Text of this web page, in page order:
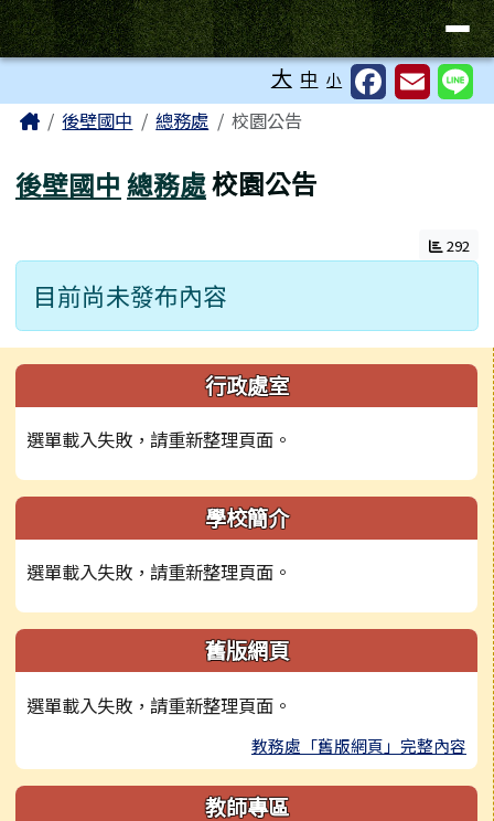
跳至主內容區
台南市後壁國中全球資訊網
導覽列
工具列 大 中 小
主內容區域
Home後壁國中 總務處 校園公告
後壁國中 總務處校園公告
292
目前尚未發布內容
左邊區域內容 行政處室
選單載入失敗，請重新整理頁面。
學校簡介
選單載入失敗，請重新整理頁面。
舊版網頁
選單載入失敗，請重新整理頁面。
教務處「舊版網頁」完整內容
教師專區
頁尾區域